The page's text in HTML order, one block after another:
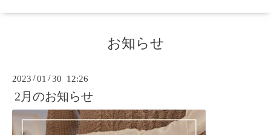
お知らせ
2023 /01 /30 12:26
2月のお知らせ